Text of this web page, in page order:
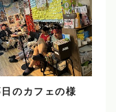
のカフェの様